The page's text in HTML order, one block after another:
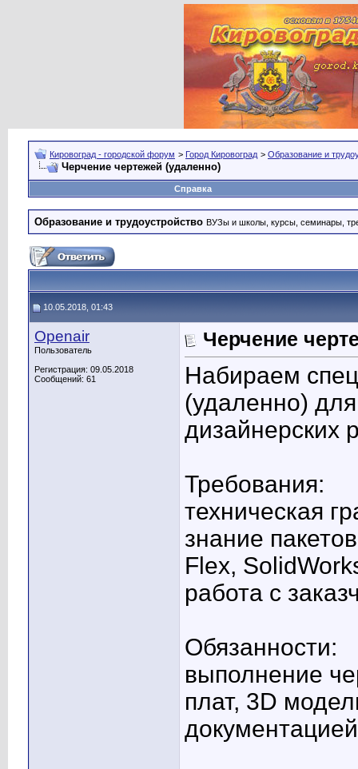
Кировоград - городской форум > Город Кировоград > Образование и
Черчение чертежей (удаленно)
Справка
Образование и трудоустройство ВУЗы и школы, курсы, семинары,
10.05.2018, 01:43
Openair
Пользователь
Регистрация: 09.05.2018
Сообщений: 61
Черчение
Набираем
(удаленно)
дизайнерских
Требования:
техническая
знание
Flex,
работа с
Обязанности:
выполнение
плат, 3D